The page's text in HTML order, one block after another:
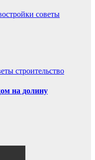
советы
строительство
на долину